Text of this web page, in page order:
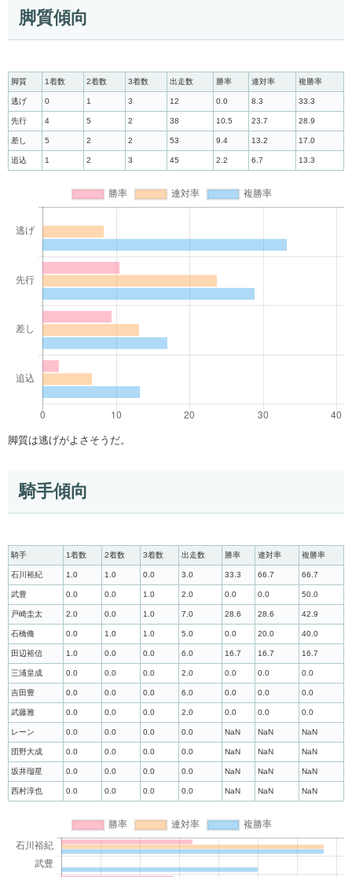
脚質傾向
脚質 1着数 2着数 3着数 出走数 勝率 連対率 複勝率
逃げ 0 1 3 12 0.0 8.3 33.3
先行 4 5 2 38 10.5 23.7 28.9
差し 5 2 2 53 9.4 13.2 17.0
追込 1 2 3 45 2.2 6.7 13.3
脚質は逃げがよさそうだ。
騎手傾向
騎手 1着数 2着数 3着数 出走数 勝率 連対率 複勝率
石川裕紀 1.0 1.0 0.0 3.0 33.3 66.7 66.7
武豊 0.0 0.0 1.0 2.0 0.0 0.0 50.0
戸崎圭太 2.0 0.0 1.0 7.0 28.6 28.6 42.9
石橋脩 0.0 1.0 1.0 5.0 0.0 20.0 40.0
田辺裕信 1.0 0.0 0.0 6.0 16.7 16.7 16.7
三浦皇成 0.0 0.0 0.0 2.0 0.0 0.0 0.0
吉田豊 0.0 0.0 0.0 6.0 0.0 0.0 0.0
武藤雅 0.0 0.0 0.0 2.0 0.0 0.0 0.0
レーン 0.0 0.0 0.0 0.0 NaN NaN NaN
団野大成 0.0 0.0 0.0 0.0 NaN NaN NaN
坂井瑠星 0.0 0.0 0.0 0.0 NaN NaN NaN
西村淳也 0.0 0.0 0.0 0.0 NaN NaN NaN